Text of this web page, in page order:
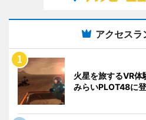
アクセスラ
火星を旅するVR
みらいPLOT48に